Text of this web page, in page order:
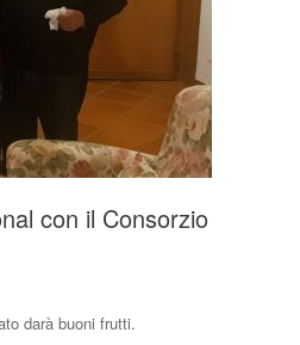
con il Consorzio
darà buoni frutti.